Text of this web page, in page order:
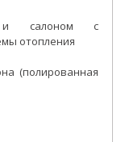
и салоном с
отопления
(полированная